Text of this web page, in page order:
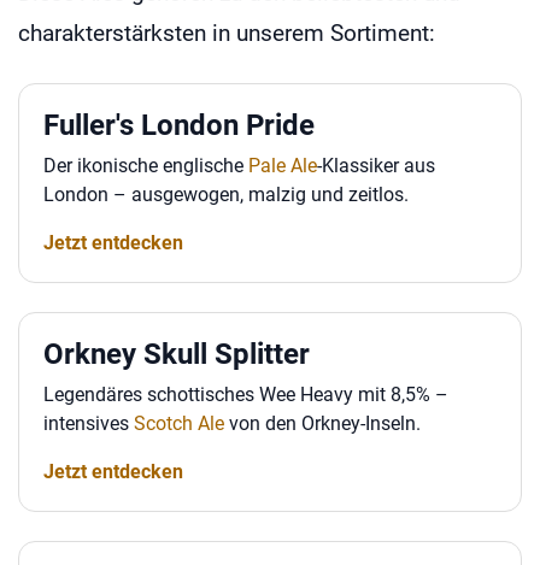
charakterstärksten in unserem Sortiment:
Fuller's London Pride
Der ikonische englische Pale Ale-Klassiker aus
London – ausgewogen, malzig und zeitlos.
Jetzt entdecken
Orkney Skull Splitter
Legendäres schottisches Wee Heavy mit 8,5% –
intensives Scotch Ale von den Orkney-Inseln.
Jetzt entdecken